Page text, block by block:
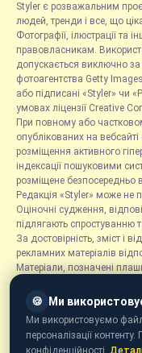
Styler є розважальним
людей, тренди і все, що
Фотографії, ілюстрації та
правовласникам.
допускається виключно
фотоагентства Getty
або підписані «Styler» чи
умовах ліцензії Creative
При повному або
опублікованих на
розміщення активного
індексації пошуковими
розміщене безпосередньо
Редакція «Styler» може не
Оціночні судження,
підлягають спростуванню
За достовірність, зміст і
рекламних матеріалів
Матеріали, позначені
розміщуються на правах
Рубрика «Новини
новини, повідомлення та
компаній, і ґрунтується
🍪 Ми
Ми використовуємо
персоналізації
конфіденційності.